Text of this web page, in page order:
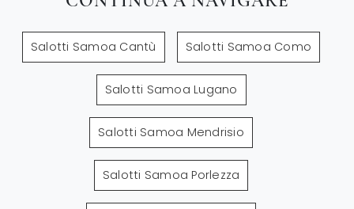
Salotti Samoa Cantù Salotti Samoa Como
Salotti Samoa Lugano
Salotti Samoa Mendrisio
Salotti Samoa Porlezza